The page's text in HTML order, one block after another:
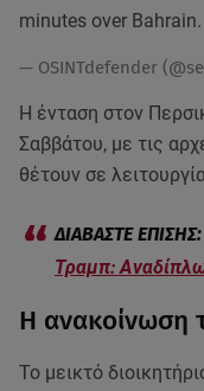
minutes over Bahrain.
— OSINTdefender
Η ένταση στον
Σαββάτου, με τις
θέτουν σε
Τραμπ:
Η ανακοίνωση
Το μεικτό